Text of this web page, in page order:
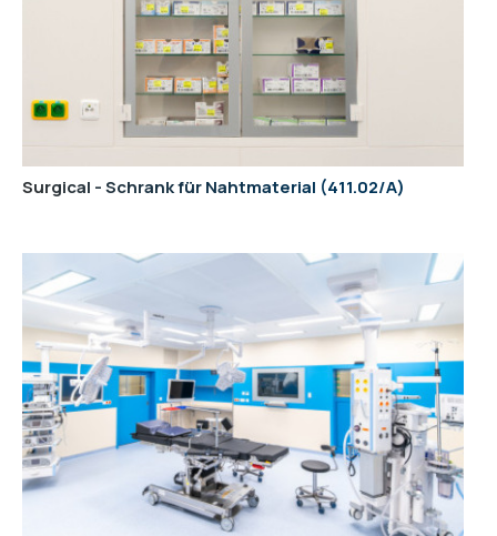
Surgical - Schrank für Nahtmaterial 411.02/A